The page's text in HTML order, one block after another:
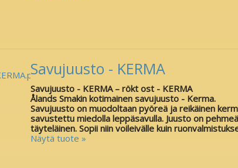
Savujuusto - KERMA
Savujuusto - KERMA – rökt ost - KERMA
Ålands Smakin kotimainen savujuusto - Kerma.
Savujuusto on muodoltaan pyöreä ja reikäinen
savustettu miedolla leppäsavulla. Juusto on
täyteläinen. Sopii niin voileivälle kuin
Näytä tuote »